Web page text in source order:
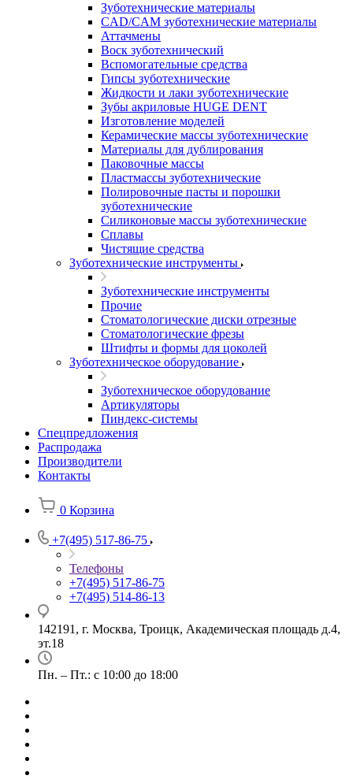
Зуботехнические материалы
CAD/CAM зуботехнические материалы
Аттачмены
Воск зуботехнический
Вспомогательные средства
Гипсы зуботехнические
Жидкости и лаки зуботехнические
Зубы акриловые HUGE DENT
Изготовление моделей
Керамические массы зуботехнические
Материалы для дублирования
Паковочные массы
Пластмассы зуботехнические
Полировочные пасты и порошки
зуботехнические
Силиконовые массы зуботехнические
Сплавы
Чистящие средства
Зуботехнические инструменты
Зуботехнические инструменты
Прочие
Стоматологические диски отрезные
Стоматологические фрезы
Штифты и формы для цоколей
Зуботехническое оборудование
Зуботехническое оборудование
Артикуляторы
Пиндекс-системы
Спецпредложения
Распродажа
Производители
Контакты
0 Корзина
+7(495) 517-86-75
Телефоны
+7(495) 517-86-75
+7(495) 514-86-13
142191, г. Москва, Троицк, Академическая площадь д.4,
эт.18
Пн. – Пт.: с 10:00 до 18:00